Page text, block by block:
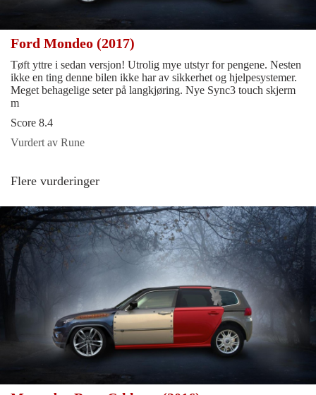
Ford Mondeo (2017)
Tøft yttre i sedan versjon! Utrolig mye utstyr for pengene. Nesten
ikke en ting denne bilen ikke har av sikkerhet og hjelpesystemer.
Meget behagelige seter på langkjøring. Nye Sync3 touch skjerm
m
Score 8.4
Vurdert av Rune
Flere vurderinger